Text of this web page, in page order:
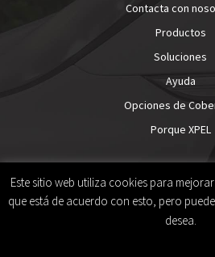
Contacta con
Productos
Soluciones
Ayuda
Opciones de
Porque XPEL
Henri Blomjousstr. 10 5048
Este sitio web utiliza cookies para
que está de acuerdo con esto, pero
desea.